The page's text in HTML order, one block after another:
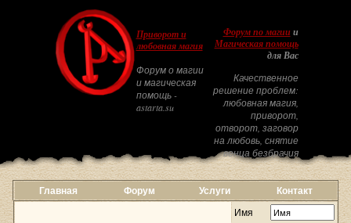
Приворот и
любовная магия
Форум о магии
и магическая
помощь -
astarta.su
Форум по магиии
Магическая помощь
для Вас
Качественное
решение проблем:
любовная магия,
приворот,
отворот, заговор
на любовь, снятие
венца безбрачия
Главная Форум Услуги Контакт
Имя